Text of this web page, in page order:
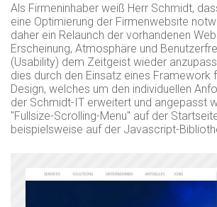
Als Firmeninhaber weiß Herr Schmidt,
eine Optimierung der Firmenwebsite
daher ein Relaunch der vorhandenen
Erscheinung, Atmosphäre und
(Usability) dem Zeitgeist wieder
dies durch den Einsatz eines Framework
Design, welches um den individuellen
der Schmidt-IT erweitert und angepasst
"Fullsize-Scrolling-Menu" auf der
beispielsweise auf der Javascript-